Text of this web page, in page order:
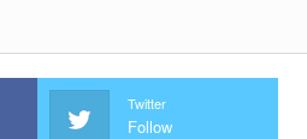
Twitter
Follow